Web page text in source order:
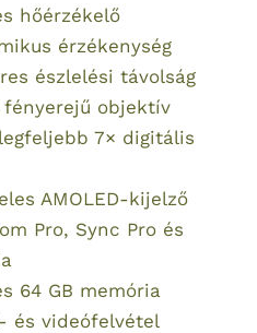
hőérzékelő
érzékenység
észlelési távolság
fényerejű objektív
7× digitális
AMOLED-kijelző
Pro, Sync Pro és
64 GB memória
és videófelvétel